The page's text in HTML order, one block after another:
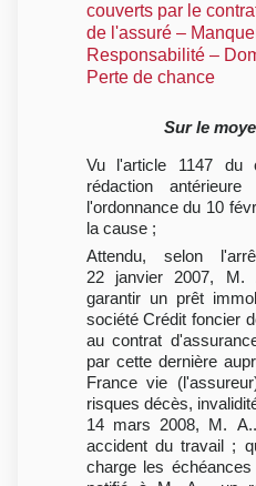
couverts par le
de l'assuré –
Responsabilité –
Perte de chance
Sur le
Vu l'article 1147 du
rédaction
l'ordonnance du 10
la cause ;
Attendu, selon
22 janvier 2007, M.
garantir un prêt
société Crédit foncier
au contrat
par cette dernière
France vie
risques décès,
14 mars 2008, M.
accident du travail ;
charge les